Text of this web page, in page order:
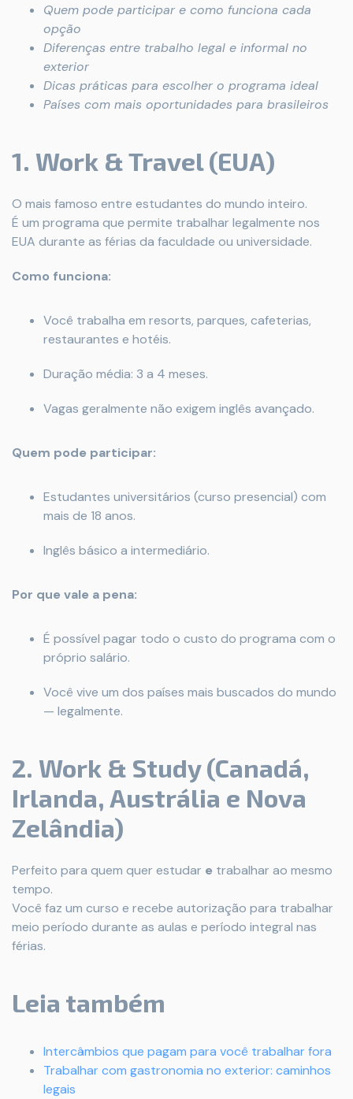
Quem pode participar e como funciona cada
opção
Diferenças entre trabalho legal e informal no
exterior
Dicas práticas para escolher o programa ideal
Países com mais oportunidades para brasileiros
1. Work & Travel (EUA)
O mais famoso entre estudantes do mundo inteiro.
É um programa que permite trabalhar legalmente nos
EUA durante as férias da faculdade ou universidade.
Como funciona:
Você trabalha em resorts, parques, cafeterias,
restaurantes e hotéis.
Duração média: 3 a 4 meses.
Vagas geralmente não exigem inglês avançado.
Quem pode participar:
Estudantes universitários (curso presencial) com
mais de 18 anos.
Inglês básico a intermediário.
Por que vale a pena:
É possível pagar todo o custo do programa com o
próprio salário.
Você vive um dos países mais buscados do mundo
— legalmente.
2. Work & Study (Canadá,
Irlanda, Austrália e Nova
Zelândia)
Perfeito para quem quer estudar e trabalhar ao mesmo
tempo.
Você faz um curso e recebe autorização para trabalhar
meio período durante as aulas e período integral nas
férias.
Leia também
Intercâmbios que pagam para você trabalhar fora
Trabalhar com gastronomia no exterior: caminhos
legais